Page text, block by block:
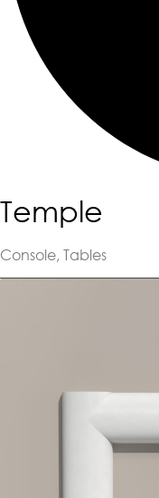
Temple
Console, Tables